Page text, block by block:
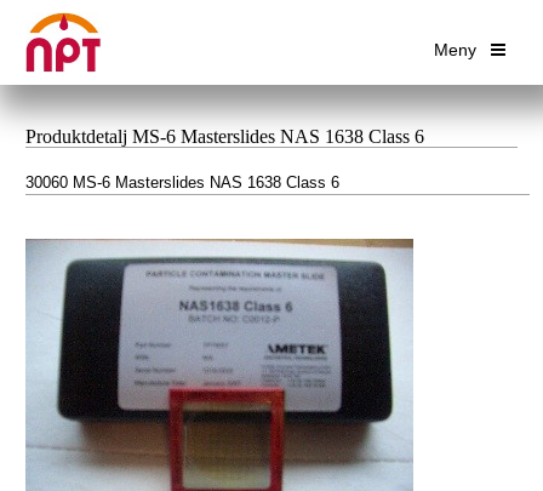
Meny
Produktdetalj MS-6 Masterslides NAS 1638 Class 6
30060 MS-6 Masterslides NAS 1638 Class 6